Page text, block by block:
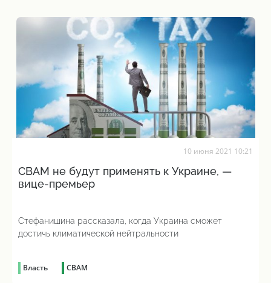
10 июня 2021 10:21
CBAM не будут применять к Украине, —
вице-премьер
Стефанишина рассказала, когда Украина сможет
достичь климатической нейтральности
Власть CBAM